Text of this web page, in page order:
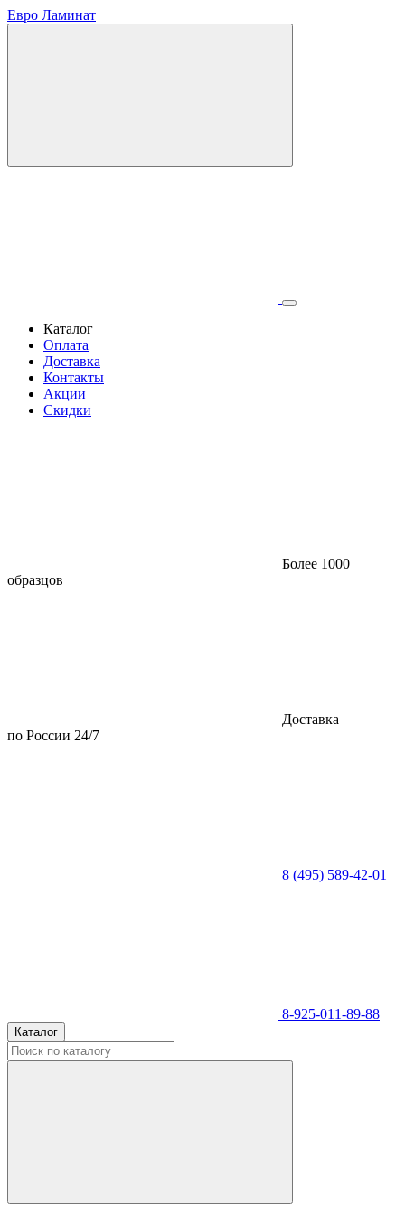
Евро Ламинат
Каталог
Оплата
Доставка
Контакты
Акции
Скидки
Более 1000
образцов
Доставка
по России 24/7
8 (495) 589-42-01
8-925-011-89-88
Каталог